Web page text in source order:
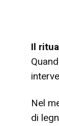
Il
Nel
di